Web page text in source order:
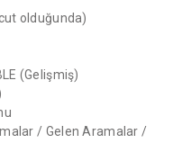
olduğunda)
(Gelişmiş)
/ Gelen Aramalar /